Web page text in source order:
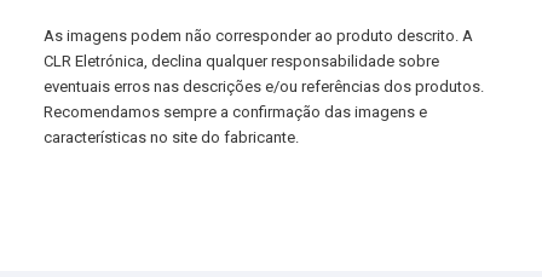
As imagens podem não corresponder ao produto descrito. A
CLR Eletrónica, declina qualquer responsabilidade sobre
eventuais erros nas descrições e/ou referências dos produtos.
Recomendamos sempre a confirmação das imagens e
características no site do fabricante.